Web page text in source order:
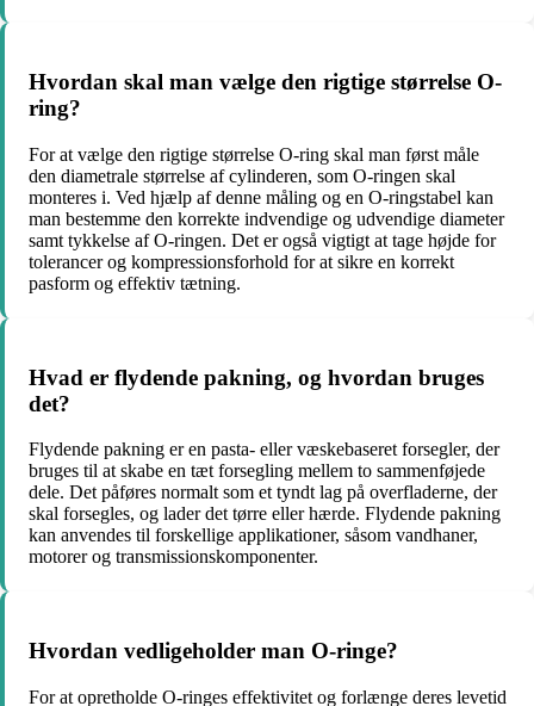
Hvordan skal man vælge den rigtige størrelse O-
ring?
For at vælge den rigtige størrelse O-ring skal man først måle
den diametrale størrelse af cylinderen, som O-ringen skal
monteres i. Ved hjælp af denne måling og en O-ringstabel kan
man bestemme den korrekte indvendige og udvendige diameter
samt tykkelse af O-ringen. Det er også vigtigt at tage højde for
tolerancer og kompressionsforhold for at sikre en korrekt
pasform og effektiv tætning.
Hvad er flydende pakning, og hvordan bruges
det?
Flydende pakning er en pasta- eller væskebaseret forsegler, der
bruges til at skabe en tæt forsegling mellem to sammenføjede
dele. Det påføres normalt som et tyndt lag på overfladerne, der
skal forsegles, og lader det tørre eller hærde. Flydende pakning
kan anvendes til forskellige applikationer, såsom vandhaner,
motorer og transmissionskomponenter.
Hvordan vedligeholder man O-ringe?
For at opretholde O-ringes effektivitet og forlænge deres levetid